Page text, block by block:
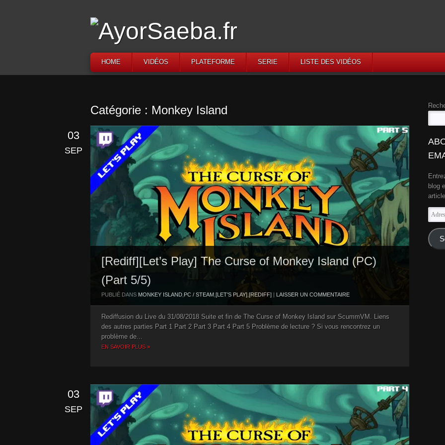
HOME VIDÉOS PLATEFORME SERIE LISTE DES VIDÉOS
Catégorie : Monkey Island
03
SEP
[Rediff][Let’s Play] The Curse of Monkey Island (PC)
(Part 5/5)
PUBLIÉ DANS MONKEY ISLAND PC / STEAM [LET'S PLAY] [REDIFF] | LAISSER UN COMMENTAIRE
Rediffusion du Live du 31/08/2018 Suite et fin de The Curse of Monkey Island sur ScummVM. Liens
des autres parties Part 1 Part 2 Part 3 Part 4 Part 5 Problème de lecture ? Si vous rencontrez un
problème de...
EN SAVOIR PLUS »
03
SEP
blog
e-
mail